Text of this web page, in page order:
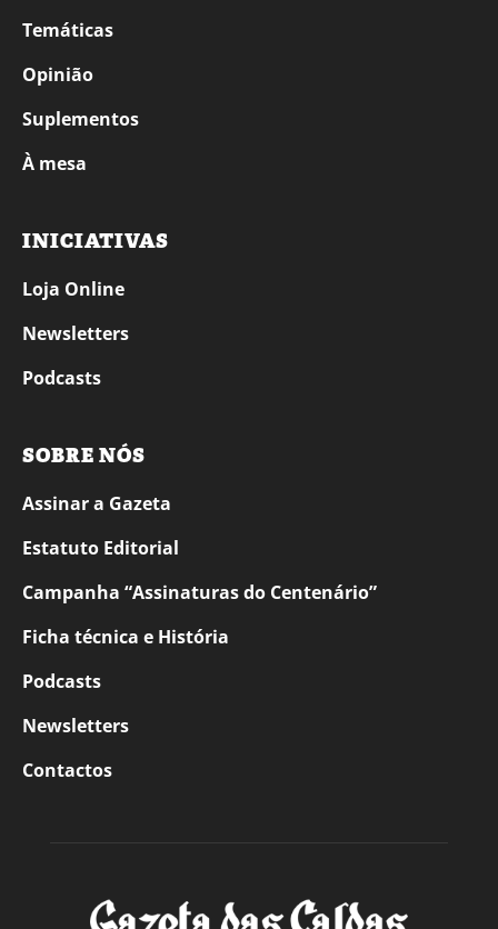
Temáticas
Opinião
Suplementos
À mesa
INICIATIVAS
Loja Online
Newsletters
Podcasts
SOBRE NÓS
Assinar a Gazeta
Estatuto Editorial
Campanha “Assinaturas do Centenário”
Ficha técnica e História
Podcasts
Newsletters
Contactos